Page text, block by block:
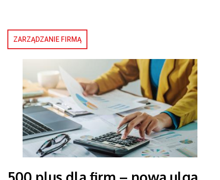
ZARZĄDZANIE FIRMĄ